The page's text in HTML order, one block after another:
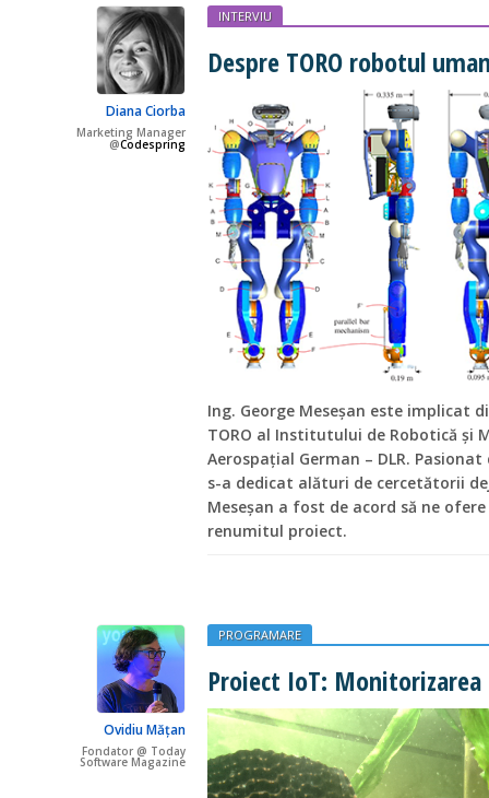
Diana Ciorba
Marketing Manager
@Codespring
INTERVIU
Despre TORO robotul
Ing. George Meseșan este implicat
TORO al Institutului de Robotică și
Aerospațial German – DLR.
s-a dedicat alături de cercetătorii
Meseșan a fost de acord să ne
renumitul proiect.
Ovidiu Mățan
Fondator @ Today
Software Magazine
PROGRAMARE
Proiect IoT: